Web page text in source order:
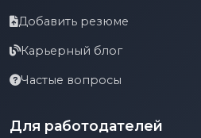
Добавить резюме
Карьерный блог
Частые вопросы
Для работодателей